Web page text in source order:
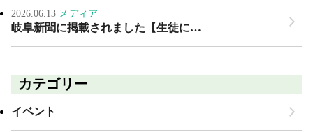
2026.06.13 メディア
岐阜新聞に掲載されました【生徒に…
カテゴリー
イベント